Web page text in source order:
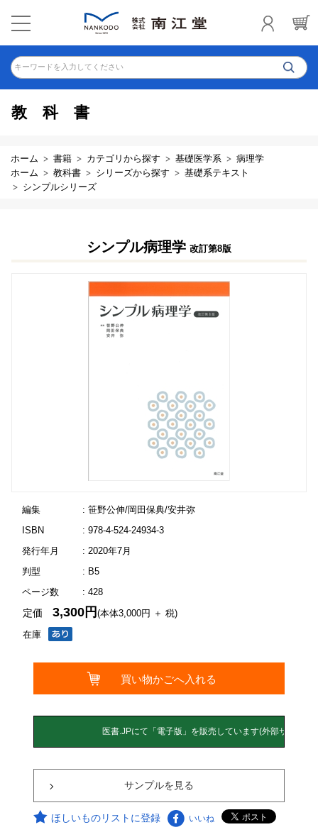
キーワードを入力してください
教科書
ホーム 書籍 カテゴリから探す 基礎医学系
病理学
ホーム
教科書 シリーズから探す
基礎系テキスト
シンプルシリーズ
シンプル病理学 改訂第8版
編集
: 笹野公伸/岡田保典/安井弥
ISBN
: 978-4-524-24934-3
発行年月
: 2020年7月
判型
: B5
ページ数
: 428
在庫
定価3,300円(本体3,000円 ＋ 税)
サンプルを見る
ほしいものリストに登録 いいね